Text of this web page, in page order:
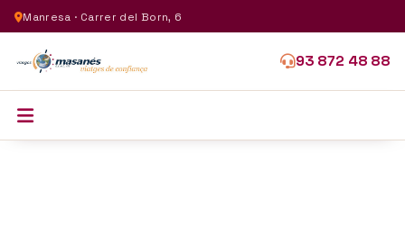
Manresa · Carrer del Born, 6
93 872 48 88